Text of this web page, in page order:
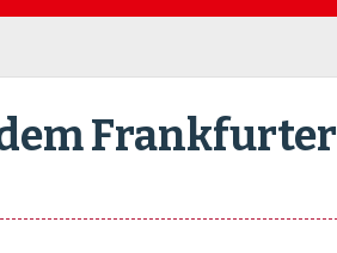
Frankfurter